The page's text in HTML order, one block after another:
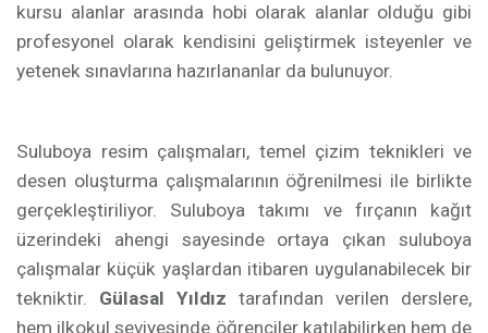
kursu alanlar arasında hobi olarak alanlar olduğu gibi
profesyonel olarak kendisini geliştirmek isteyenler ve
yetenek sınavlarına hazırlananlar da bulunuyor.
Suluboya resim çalışmaları, temel çizim teknikleri ve
desen oluşturma çalışmalarının öğrenilmesi ile birlikte
gerçekleştiriliyor. Suluboya takımı ve fırçanın kağıt
üzerindeki ahengi sayesinde ortaya çıkan suluboya
çalışmalar küçük yaşlardan itibaren uygulanabilecek bir
tekniktir. Gülasal Yıldız tarafından verilen derslere,
hem ilkokul seviyesinde öğrenciler katılabilirken hem de